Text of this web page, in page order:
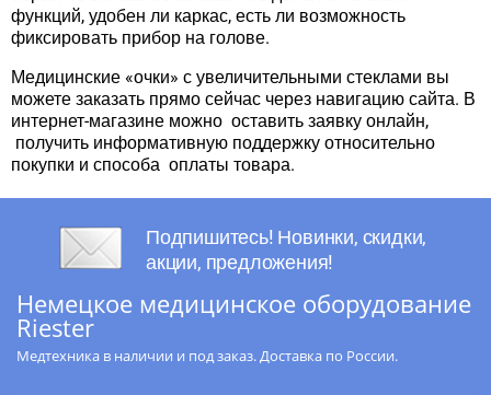
функций, удобен ли каркас, есть ли возможность
фиксировать прибор на голове.
Медицинские «очки» с увеличительными стеклами вы
можете заказать прямо сейчас через навигацию сайта. В
интернет-магазине можно оставить заявку онлайн,
получить информативную поддержку относительно
покупки и способа оплаты товара.
Подпишитесь! Новинки, скидки,
акции, предложения!
Немецкое медицинское оборудование
Riester
Медтехника в наличии и под заказ. Доставка по России.